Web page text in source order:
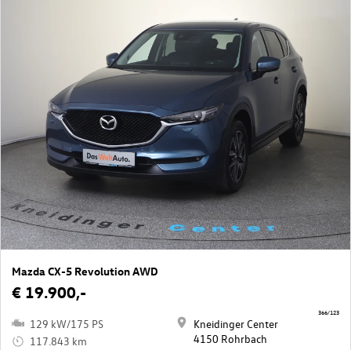
Mazda CX-5 Revolution AWD
€ 19.900,-
129 kW/175 PS
117.843 km
Kneidinger Center
4150 Rohrbach
366/123